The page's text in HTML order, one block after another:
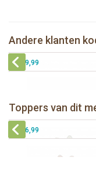
Andere klanten
€ 19,99
Bunnies By The Bay knuffel
Konijn Oceaan 20cm
€ 19,99
Toppers van dit
€ 16,99
Bunnies By The Bay
met speenhouder Konijn
€ 16,99